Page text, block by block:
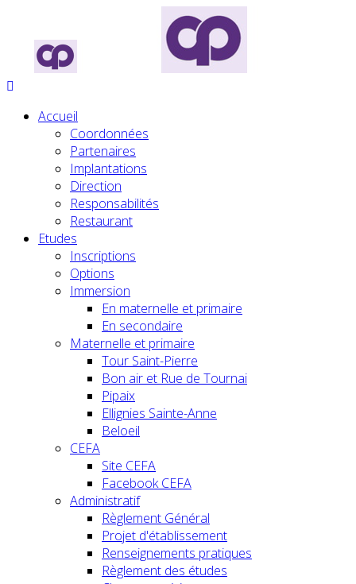
Accueil
Coordonnées
Partenaires
Implantations
Direction
Responsabilités
Restaurant
Etudes
Inscriptions
Options
Immersion
En maternelle et primaire
En secondaire
Maternelle et primaire
Tour Saint-Pierre
Bon air et Rue de Tournai
Pipaix
Ellignies Sainte-Anne
Beloeil
CEFA
Site CEFA
Facebook CEFA
Administratif
Règlement Général
Projet d'établissement
Renseignements pratiques
Règlement des études